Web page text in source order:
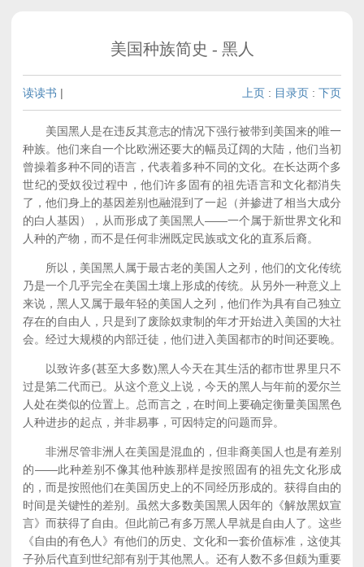
美国种族简史 - 黑人
读读书 | 上页 : 目录页 : 下页
美国黑人是在违反其意志的情况下强行被带到美国来的唯一
种族。他们来自一个比欧洲还要大的幅员辽阔的大陆，他们当初
曾操着多种不同的语言，代表着多种不同的文化。在长达两个多
世纪的受奴役过程中，他们许多固有的祖先语言和文化都消失
了，他们身上的基因差别也融混到了一起（并掺进了相当大成分
的白人基因），从而形成了美国黑人——一个属于新世界文化和
人种的产物，而不是任何非洲既定民族或文化的直系后裔。
所以，美国黑人属于最古老的美国人之列，他们的文化传统
乃是一个几乎完全在美国土壤上形成的传统。从另外一种意义上
来说，黑人又属于最年轻的美国人之列，他们作为具有自己独立
存在的自由人，只是到了废除奴隶制的年才开始进入美国的大社
会。经过大规模的内部迁徒，他们进入美国都市的时间还要晚。
以致许多(甚至大多数)黑人今天在其生活的都市世界里只不
过是第二代而已。从这个意义上说，今天的黑人与年前的爱尔兰
人处在类似的位置上。总而言之，在时间上要确定衡量美国黑色
人种进步的起点，并非易事，可因特定的问题而异。
非洲尽管非洲人在美国是混血的，但非裔美国人也是有差别
的——此种差别不像其他种族那样是按照固有的祖先文化形成
的，而是按照他们在美国历史上的不同经历形成的。获得自由的
时间是关键性的差别。虽然大多数美国黑人因年的《解放黑奴宣
言》而获得了自由。但此前己有多万黑人早就是自由人了。这些
《自由的有色人》有他们的历史、文化和一套价值标准，这使其
子孙后代直到世纪部有别于其他黑人。还有人数不多但颇为重要